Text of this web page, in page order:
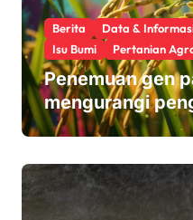
Berita Data &
Isu Bumi
Pertanian
Penemuan gen
mengurangi
pupuk